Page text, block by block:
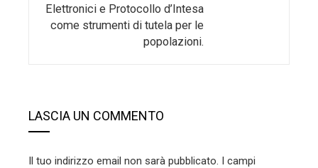
Elettronici e Protocollo d’Intesa
come strumenti di tutela per le
popolazioni.
LASCIA UN COMMENTO
Il tuo indirizzo email non sarà pubblicato. I campi